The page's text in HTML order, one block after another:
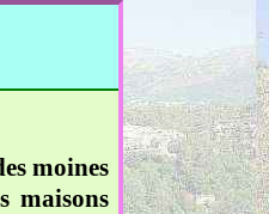
moines
maisons